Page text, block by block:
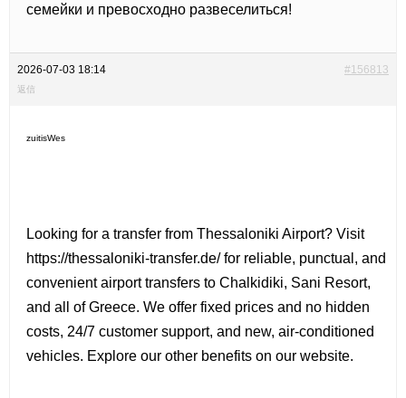
семейки и превосходно развеселиться!
2026-07-03 18:14 #156813
返信
zuitisWes
Looking for a transfer from Thessaloniki Airport? Visit
https://thessaloniki-transfer.de/ for reliable, punctual, and
convenient airport transfers to Chalkidiki, Sani Resort,
and all of Greece. We offer fixed prices and no hidden
costs, 24/7 customer support, and new, air-conditioned
vehicles. Explore our other benefits on our website.